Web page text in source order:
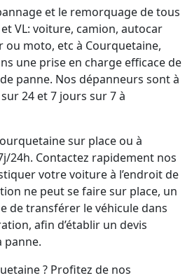
et le remorquage de tous
VL: voiture, camion, autocar
ou moto, etc à Courquetaine,
une prise en charge efficace de
panne. Nos dépanneurs sont à
24 et 7 jours sur 7 à
sur place ou à
24h. Contactez rapidement nos
votre voiture à l’endroit de
ne peut se faire sur place, un
de transférer le véhicule dans
afin d’établir un devis
panne.
? Profitez de nos